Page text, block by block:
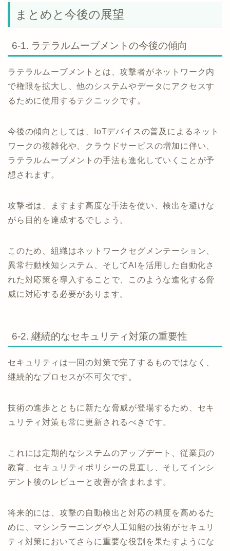
まとめと今後の展望
6-1. ラテラルムーブメントの今後の傾向
ラテラルムーブメントとは、攻撃者がネットワーク内
で権限を拡大し、他のシステムやデータにアクセスす
るために使用するテクニックです。
今後の傾向としては、IoTデバイスの普及によるネット
ワークの複雑化や、クラウドサービスの増加に伴い、
ラテラルムーブメントの手法も進化していくことが予
想されます。
攻撃者は、ますます高度な手法を使い、検出を避けな
がら目的を達成するでしょう。
このため、組織はネットワークセグメンテーション、
異常行動検知システム、そしてAIを活用した自動化さ
れた対応策を導入することで、このような進化する脅
威に対応する必要があります。
6-2. 継続的なセキュリティ対策の重要性
セキュリティは一回の対策で完了するものではなく、
継続的なプロセスが不可欠です。
技術の進歩とともに新たな脅威が登場するため、セキ
ュリティ対策も常に更新されるべきです。
これには定期的なシステムのアップデート、従業員の
教育、セキュリティポリシーの見直し、そしてインシ
デント後のレビューと改善が含まれます。
将来的には、攻撃の自動検出と対応の精度を高めるた
めに、マシンラーニングや人工知能の技術がセキュリ
ティ対策においてさらに重要な役割を果たすようにな